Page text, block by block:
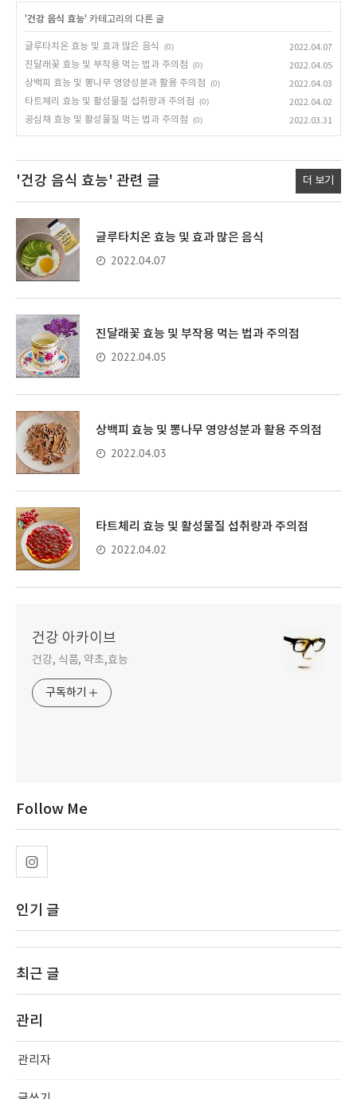
'건강 음식 효능' 카테고리의 다른 글
글루타치온 효능 및 효과 많은 음식 (0)
2022.04.07
진달래꽃 효능 및 부작용 먹는 법과 주의점
(0)
2022.04.05
상백피 효능 및 뽕나무 영양성분과 활용 주의점
(0)
2022.04.03
타트체리 효능 및 활성물질 섭취량과 주의점
(0)
2022.04.02
공심채 효능 및 활성물질 먹는 법과 주의점
(0) 2022.03.31
'건강 음식 효능' 관련 글 더 보기
글루타치온 효능 및 효과 많은 음식
2022.04.07
진달래꽃 효능 및 부작용 먹는 법과 주의점
2022.04.05
상백피 효능 및 뽕나무 영양성분과 활용 주의점
2022.04.03
타트체리 효능 및 활성물질 섭취량과 주의점
2022.04.02
건강 아카이브
건강, 식품, 약초,효능
구독하기
Follow Me
인기 글
최근 글
관리
관리자